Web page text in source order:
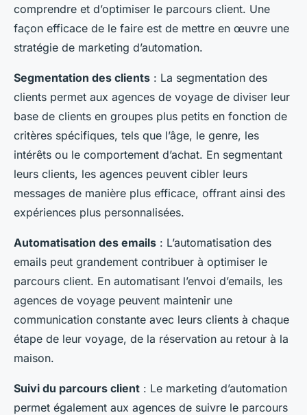
comprendre et d’optimiser le parcours client. Une
façon efficace de le faire est de mettre en œuvre une
stratégie de marketing d’automation.
Segmentation des clients : La segmentation des
clients permet aux agences de voyage de diviser leur
base de clients en groupes plus petits en fonction de
critères spécifiques, tels que l’âge, le genre, les
intérêts ou le comportement d’achat. En segmentant
leurs clients, les agences peuvent cibler leurs
messages de manière plus efficace, offrant ainsi des
expériences plus personnalisées.
Automatisation des emails : L’automatisation des
emails peut grandement contribuer à optimiser le
parcours client. En automatisant l’envoi d’emails, les
agences de voyage peuvent maintenir une
communication constante avec leurs clients à chaque
étape de leur voyage, de la réservation au retour à la
maison.
Suivi du parcours client : Le marketing d’automation
permet également aux agences de suivre le parcours